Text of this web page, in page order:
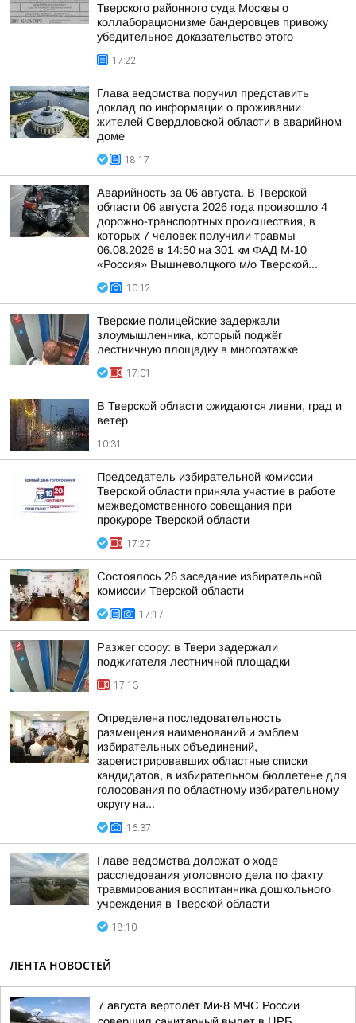
Тверского районного суда Москвы о
коллаборационизме бандеровцев привожу
убедительное доказательство этого
17:22
Глава ведомства поручил представить
доклад по информации о проживании
жителей Свердловской области в аварийном
доме
18:17
Аварийность за 06 августа. В Тверской
области 06 августа 2026 года произошло 4
дорожно-транспортных происшествия, в
которых 7 человек получили травмы
06.08.2026 в 14:50 на 301 км ФАД М-10
«Россия» Вышневолцкого м/о Тверской...
10:12
Тверские полицейские задержали
злоумышленника, который поджёг
лестничную площадку в многоэтажке
17:01
В Тверской области ожидаются ливни, град и
ветер
10:31
Председатель избирательной комиссии
Тверской области приняла участие в работе
межведомственного совещания при
прокуроре Тверской области
17:27
Состоялось 26 заседание избирательной
комиссии Тверской области
17:17
Разжег ссору: в Твери задержали
поджигателя лестничной площадки
17:13
Определена последовательность
размещения наименований и эмблем
избирательных объединений,
зарегистрировавших областные списки
кандидатов, в избирательном бюллетене для
голосования по областному избирательному
округу на...
16:37
Главе ведомства доложат о ходе
расследования уголовного дела по факту
травмирования воспитанника дошкольного
учреждения в Тверской области
18:10
ЛЕНТА НОВОСТЕЙ
7 августа вертолёт Ми-8 МЧС России